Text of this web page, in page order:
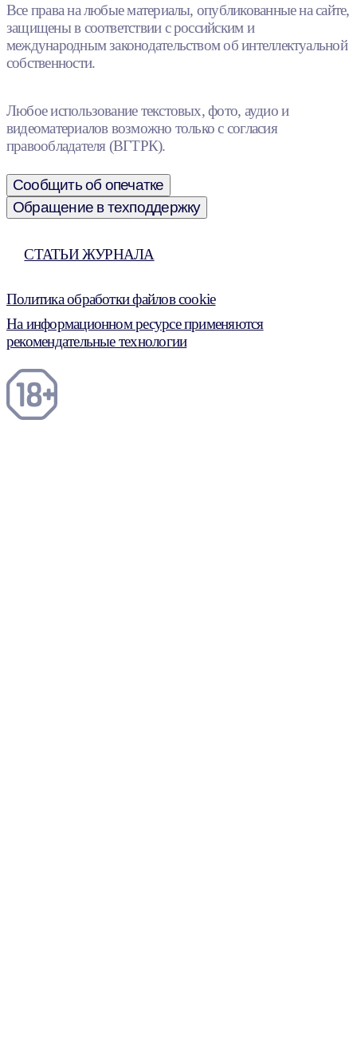
Все права на любые материалы, опубликованные на сайте,
защищены в соответствии с российским и
международным законодательством об интеллектуальной
собственности.
Любое использование текстовых, фото, аудио и
видеоматериалов возможно только с согласия
правообладателя (ВГТРК).
Сообщить об опечатке
Обращение в техподдержку
СТАТЬИ ЖУРНАЛА
Политика обработки файлов cookie
На информационном ресурсе применяются
рекомендательные технологии